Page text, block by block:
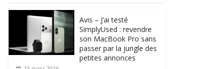
Avis – J’ai testé
SimplyUsed : revendre
son MacBook Pro sans
passer par la jungle des
petites annonces